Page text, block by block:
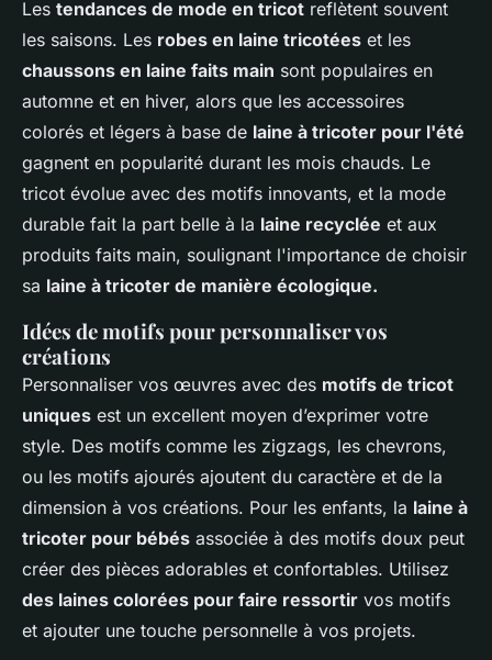
Les tendances de mode en tricot reflètent souvent
les saisons. Les robes en laine tricotées et les
chaussons en laine faits main sont populaires en
automne et en hiver, alors que les accessoires
colorés et légers à base de laine à tricoter pour l'été
gagnent en popularité durant les mois chauds. Le
tricot évolue avec des motifs innovants, et la mode
durable fait la part belle à la laine recyclée et aux
produits faits main, soulignant l'importance de choisir
sa laine à tricoter de manière écologique.
Idées de motifs pour personnaliser vos
créations
Personnaliser vos œuvres avec des motifs de tricot
uniques est un excellent moyen d’exprimer votre
style. Des motifs comme les zigzags, les chevrons,
ou les motifs ajourés ajoutent du caractère et de la
dimension à vos créations. Pour les enfants, la laine à
tricoter pour bébés associée à des motifs doux peut
créer des pièces adorables et confortables. Utilisez
des laines colorées pour faire ressortir vos motifs
et ajouter une touche personnelle à vos projets.